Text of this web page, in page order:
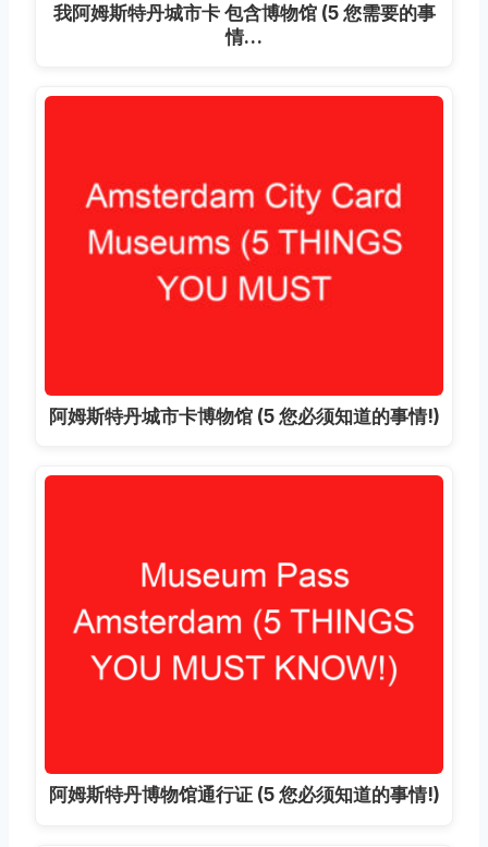
我阿姆斯特丹城市卡 包含博物馆 (5 您需要的事
情…
阿姆斯特丹城市卡博物馆 (5 您必须知道的事情!)
阿姆斯特丹博物馆通行证 (5 您必须知道的事情!)